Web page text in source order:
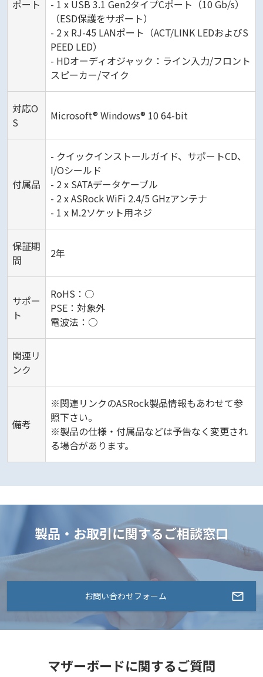
ポート
- 1 x USB 3.1 Gen2タイプCポート（10 Gb/s）
（ESD保護をサポート）
- 2 x RJ-45 LANポート（ACT/LINK LEDおよびS
PEED LED）
- HDオーディオジャック：ライン入力/フロント
スピーカー/マイク
対応O
S
Microsoft® Windows® 10 64-bit
付属品
- クイックインストールガイド、サポートCD、
I/Oシールド
- 2 x SATAデータケーブル
- 2 x ASRock WiFi 2.4/5 GHzアンテナ
- 1 x M.2ソケット用ネジ
保証期
間
2年
サポー
ト
RoHS：○
PSE：対象外
電波法：○
関連リ
ンク
備考
※関連リンクのASRock製品情報もあわせて参
照下さい。
※製品の仕様・付属品などは予告なく変更され
る場合があります。
製品・お取引に関するご相談窓口
お問い合わせフォーム
マザーボードに関するご質問